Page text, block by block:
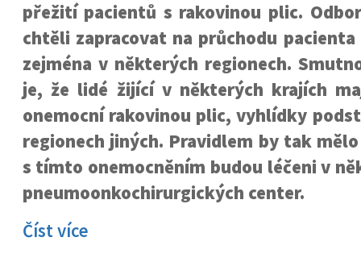
přežití pacientů s rakovinou plic.
chtěli zapracovat na průchodu
zejména v některých regionech.
je, že lidé žijící v některých krajích
onemocní rakovinou plic, vyhlídky
regionech jiných. Pravidlem by tak
s tímto onemocněním budou léčeni v
pneumoonkochirurgických center.
Číst více